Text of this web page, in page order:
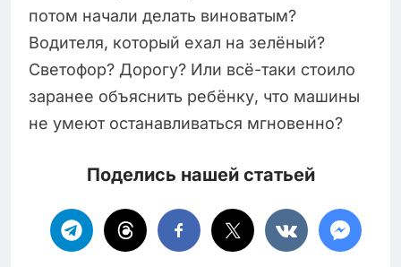
потом начали делать виноватым?
Водителя, который ехал на зелёный?
Светофор? Дорогу? Или всё-таки стоило
заранее объяснить ребёнку, что машины
не умеют останавливаться мгновенно?
Поделись нашей статьей